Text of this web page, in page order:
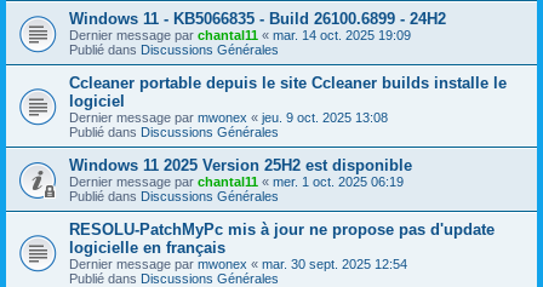
Windows 11 - KB5066835 - Build 26100.6899 - 24H2
Dernier message par chantal11 « mar. 14 oct. 2025 19:09
Publié dans Discussions Générales
Ccleaner portable depuis le site Ccleaner builds installe le
logiciel
Dernier message par mwonex « jeu. 9 oct. 2025 13:08
Publié dans Discussions Générales
Windows 11 2025 Version 25H2 est disponible
Dernier message par chantal11 « mer. 1 oct. 2025 06:19
Publié dans Discussions Générales
RESOLU-PatchMyPc mis à jour ne propose pas d'update
logicielle en français
Dernier message par mwonex « mar. 30 sept. 2025 12:54
Publié dans Discussions Générales